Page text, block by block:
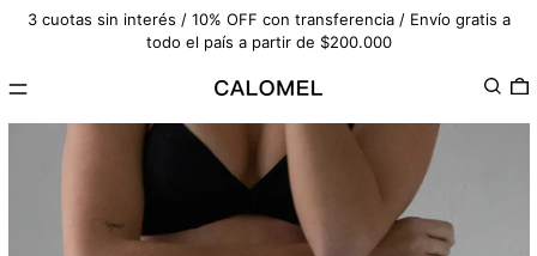
3 cuotas sin interés / 10% OFF con transferencia / Envío gratis a
todo el país a partir de $200.000
Menú Buscar